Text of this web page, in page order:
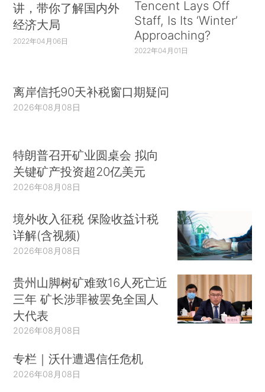
讲，带你了解国内外
经济大局
2022年04月06日
Tencent Lays Off
Staff, Is Its ‘Winter’
Approaching?
2022年04月01日
离岸信托90天补税窗口期疑问
2026年08月08日
特朗普召开矿业圆桌会 拟向
关键矿产投资超20亿美元
2026年08月08日
境外收入征税 保险收益计税
详解(含视频)
2026年08月08日
贵州山脚树矿难致16人死亡近
三年 矿长涉罪被罢免全国人
大代表
2026年08月08日
专栏｜沃什遭遇信任危机
2026年08月08日